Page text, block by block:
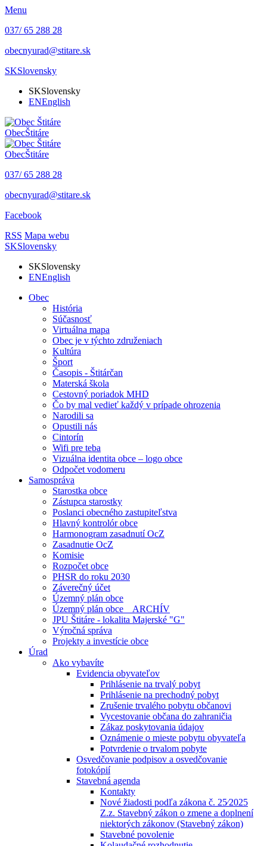
Menu
037/ 65 288 28
obecnyurad@stitare.sk
SKSlovensky
SKSlovensky
ENEnglish
ObecŠtitáre
ObecŠtitáre
037/ 65 288 28
obecnyurad@stitare.sk
Facebook
RSS Mapa webu
SKSlovensky
SKSlovensky
ENEnglish
Obec
História
Súčasnosť
Virtuálna mapa
Obec je v týchto združeniach
Kultúra
Šport
Časopis - Štitárčan
Materská škola
Cestovný poriadok MHD
Čo by mal vedieť každý v prípade ohrozenia
Narodili sa
Opustili nás
Cintorín
Wifi pre teba
Vizuálna identita obce – logo obce
Odpočet vodomeru
Samospráva
Starostka obce
Zástupca starostky
Poslanci obecného zastupiteľstva
Hlavný kontrolór obce
Harmonogram zasadnutí OcZ
Zasadnutie OcZ
Komisie
Rozpočet obce
PHSR do roku 2030
Záverečný účet
Územný plán obce
Územný plán obce _ ARCHÍV
JPU Štitáre - lokalita Majerské "G"
Výročná správa
Projekty a investície obce
Úrad
Ako vybavíte
Evidencia obyvateľov
Prihlásenie na trvalý pobyt
Prihlásenie na prechodný pobyt
Zrušenie trvalého pobytu občanovi
Vycestovanie občana do zahraničia
Zákaz poskytovania údajov
Oznámenie o mieste pobytu obyvateľa
Potvrdenie o trvalom pobyte
Osvedčovanie podpisov a osvedčovanie
fotokópií
Stavebná agenda
Kontakty
Nové žiadosti podľa zákona č. 25⁄2025
Z.z. Stavebný zákon o zmene a doplnení
niektorých zákonov (Stavebný zákon)
Stavebné povolenie